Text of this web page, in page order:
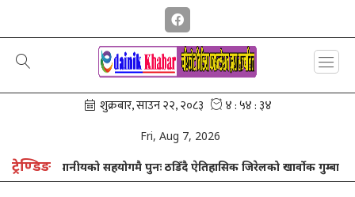
Fri, Aug 7, 2026
ट्रेण्डिङस्थानीयको सहयोगमै पुनः ठडिँदै ऐतिहासिक जिरेलको खार्वोक गुम्बा